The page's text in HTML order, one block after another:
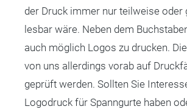
der Druck immer nur teilweise oder
lesbar wäre. Neben dem
auch möglich Logos zu drucken.
von uns allerdings vorab auf
geprüft werden. Sollten Sie
Logodruck für Spanngurte haben